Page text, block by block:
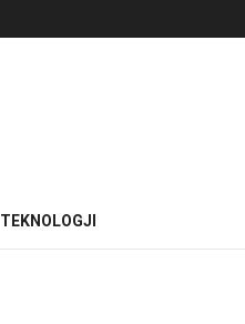
TEKNOLOGJI